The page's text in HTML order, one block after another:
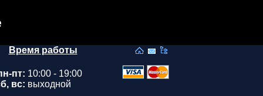
Время работы
пт:
вс:
10:00 - 19:00
выходной